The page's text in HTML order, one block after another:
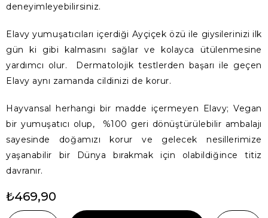
deneyimleyebilirsiniz.
Elavy yumuşatıcıları içerdiği Ayçiçek özü ile giysilerinizi ilk
gün ki gibi kalmasını sağlar ve kolayca ütülenmesine
yardımcı olur. Dermatolojik testlerden başarı ile geçen
Elavy aynı zamanda cildinizi de korur.
Hayvansal herhangi bir madde içermeyen Elavy; Vegan
bir yumuşatıcı olup, %100 geri dönüştürülebilir ambalajı
sayesinde doğamızı korur ve gelecek nesillerimize
yaşanabilir bir Dünya bırakmak için olabildiğince titiz
davranır.
₺469,90